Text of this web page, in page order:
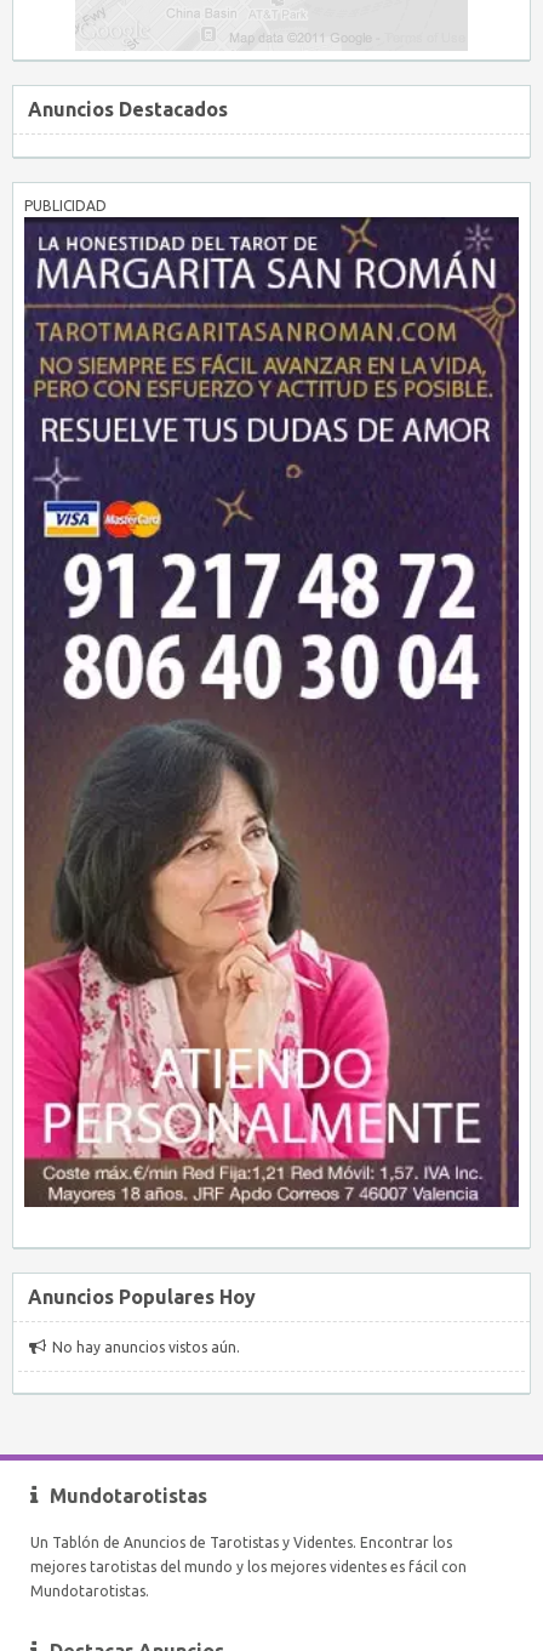
Anuncios Destacados
PUBLICIDAD
Anuncios Populares Hoy
No hay anuncios vistos aún.
Mundotarotistas
Un Tablón de Anuncios de Tarotistas y Videntes. Encontrar los
mejores tarotistas del mundo y los mejores videntes es fácil con
Mundotarotistas.